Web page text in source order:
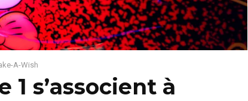
A-Wish
s’associent à